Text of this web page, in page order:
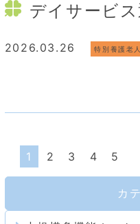
デイサービ
2026.03.26 特別養護老
1 2 3 4 5
カ